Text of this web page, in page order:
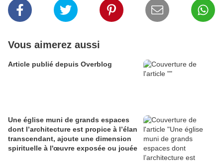
Vous aimerez aussi
Article publié depuis Overblog
Une église muni de grands espaces
dont l’architecture est propice à l’élan
transcendant, ajoute une dimension
spirituelle à l'œuvre exposée ou jouée